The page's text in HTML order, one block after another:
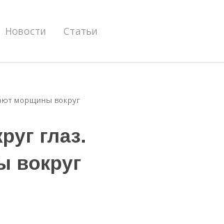
Новости Статьи
морщины вокруг
глаз.
вокруг